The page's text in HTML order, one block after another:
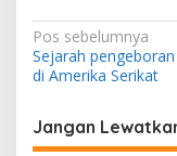
N
a
i
Pos sebelumnya
Sejarah
di Amerika Serikat
Jangan